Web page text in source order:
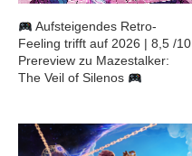
Aufsteigendes Retro-
Feeling trifft auf 2026 | 8,5 /10
Prereview zu Mazestalker:
The Veil of Silenos